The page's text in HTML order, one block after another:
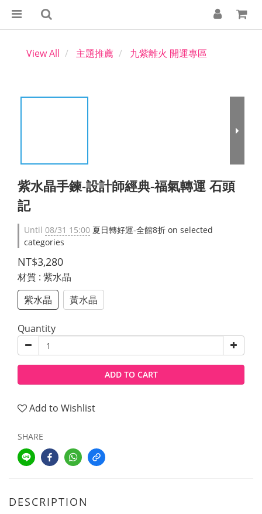
View All 主題推薦 九紫離火 開運專區
紫水晶手鍊-設計師經典-福氣轉運 石頭
記
Until 08/31 15:00 夏日轉好運-全館8折 on selected
categories
NT$3,280
材質 : 紫水晶
紫水晶
黃水晶
Quantity
ADD TO CART
Add to Wishlist
SHARE
DESCRIPTION